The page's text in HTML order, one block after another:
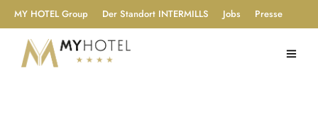
MY HOTEL Group Der Standort INTERMILLS Jobs Presse